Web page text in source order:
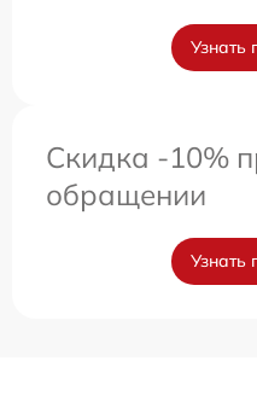
Узнать
Скидка -10%
обращении
Узнать